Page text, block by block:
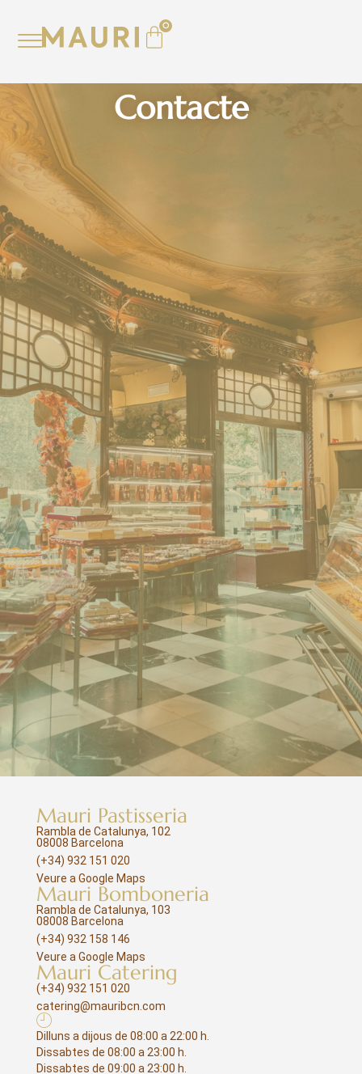
0
Contacte
Mauri Pastisseria
Rambla de Catalunya, 102
08008 Barcelona
(+34) 932 151 020
Veure a Google Maps
Mauri Bomboneria
Rambla de Catalunya, 103
08008 Barcelona
(+34) 932 158 146
Veure a Google Maps
Mauri Catering
(+34) 932 151 020
catering@mauribcn.com
Dilluns a dijous de 08:00 a 22:00 h.
Dissabtes de 08:00 a 23:00 h.
Dissabtes de 09:00 a 23:00 h.